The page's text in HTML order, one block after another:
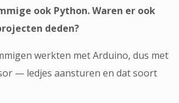
ook Python. Waren er ook
deden?
werkten met Arduino, dus met
— ledjes aansturen en dat soort